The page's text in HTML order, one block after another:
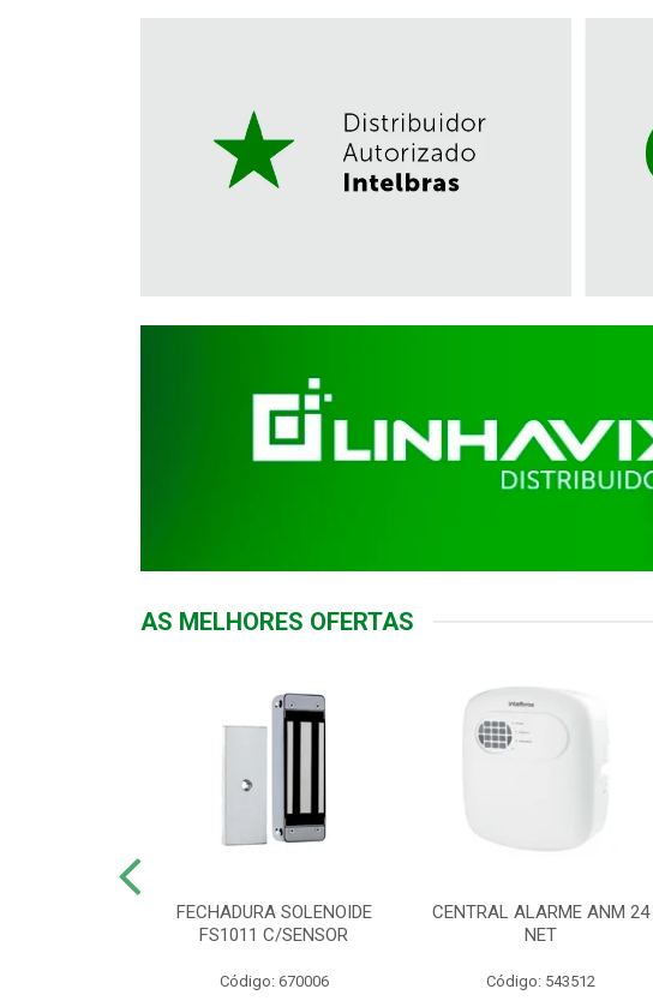
AS MELHORES OFERTAS
FECHADURA SOLENOIDE
FS1011 C/SENSOR
Código: 670006
CENTRAL ALARME ANM 24
NET
Código: 543512